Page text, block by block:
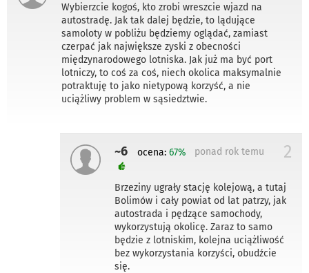
Wybierzcie kogoś, kto zrobi wreszcie wjazd na
autostradę. Jak tak dalej będzie, to lądujące
samoloty w pobliżu będziemy oglądać, zamiast
czerpać jak największe zyski z obecności
międzynarodowego lotniska. Jak już ma być port
lotniczy, to coś za coś, niech okolica maksymalnie
potraktuję to jako nietypową korzyść, a nie
uciążliwy problem w sąsiedztwie.
~6 2
ponad rok temu
ocena: 67%
Brzeziny ugrały stację kolejową, a tutaj
Bolimów i cały powiat od lat patrzy, jak
autostrada i pędzące samochody,
wykorzystują okolicę. Zaraz to samo
będzie z lotniskim, kolejna uciążliwość
bez wykorzystania korzyści, obudźcie
się.